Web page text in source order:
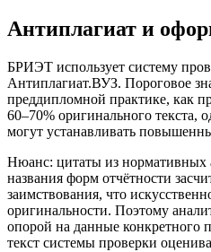
Антиплагиат и
БРИЭТ использует систему
Антиплагиат.ВУЗ. Пороговое
преддипломной практике, как
60–70% оригинального текста,
могут устанавливать
Нюанс: цитаты из нормативных
названия форм отчётности
заимствования, что
оригинальности. Поэтому
опорой на данные конкретного
текст системы проверки